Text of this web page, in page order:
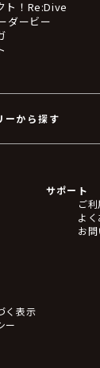
ト！Re:Dive
ダービー
ーから探す
ラップ
・カード
スター
サポート
ご
よ
お
く表示
ー